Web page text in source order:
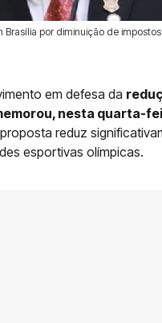
por diminuição de
em defesa da
nesta quarta-
reduz
esportivas olímpicas.